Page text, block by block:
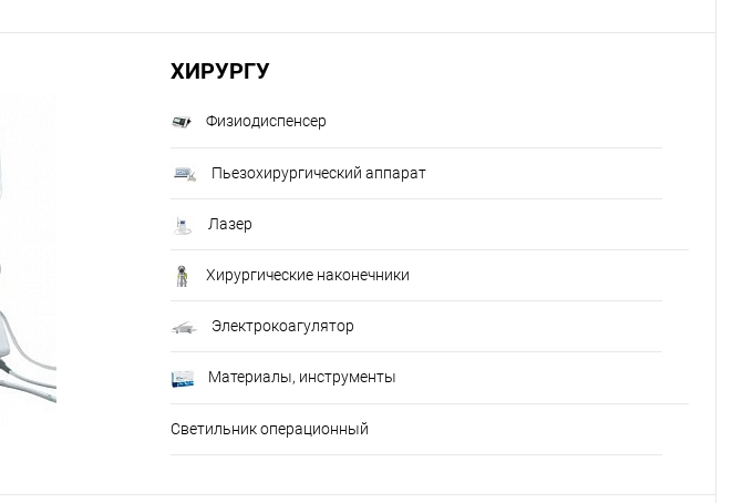
ХИРУРГУ
Физиодиспенсер
Пьезохирургический аппарат
Лазер
Хирургические наконечники
Электрокоагулятор
Материалы, инструменты
Светильник операционный